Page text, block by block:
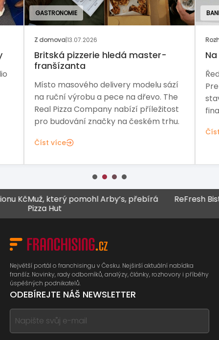
GASTRONOMIE
Z domova|13.07.2026
Britská pizzerie hledá master-
franšízanta
Místo masového delivery modelu sází
na ruční výrobu a pece na dřevo. The
Real Pizza Company nabízí příležitost
pro budování značky na českém trhu.
Číst více
Muž, který pomohl Arby’s, přebírá
Pizza Hut
ReFresh Bistro
Největší portál o franchisingu v Česku. Nejširší aktuální nabídka
franšíz. Novinky, rady odborníků, analýzy, články, rozhovory i příběhy
úspěšných podnikatelů.
ODEBÍREJTE NÁŠ NEWSLETTER
If
you